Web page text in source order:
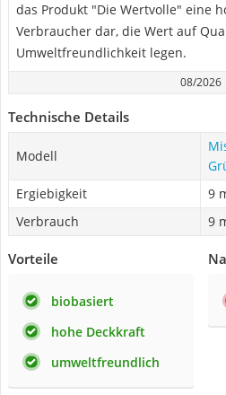
das Produkt "Die Wertvolle" eine
Verbraucher dar, die Wert auf
Umweltfreundlichkeit legen.
08/2026
Technische Details
Modell
Ergiebigkeit
9
Verbrauch
9
Vorteile
biobasiert
hohe Deckkraft
umweltfreundlich